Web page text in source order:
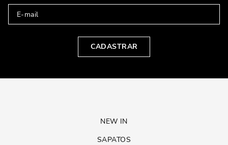
CADASTRAR
NEW IN
SAPATOS